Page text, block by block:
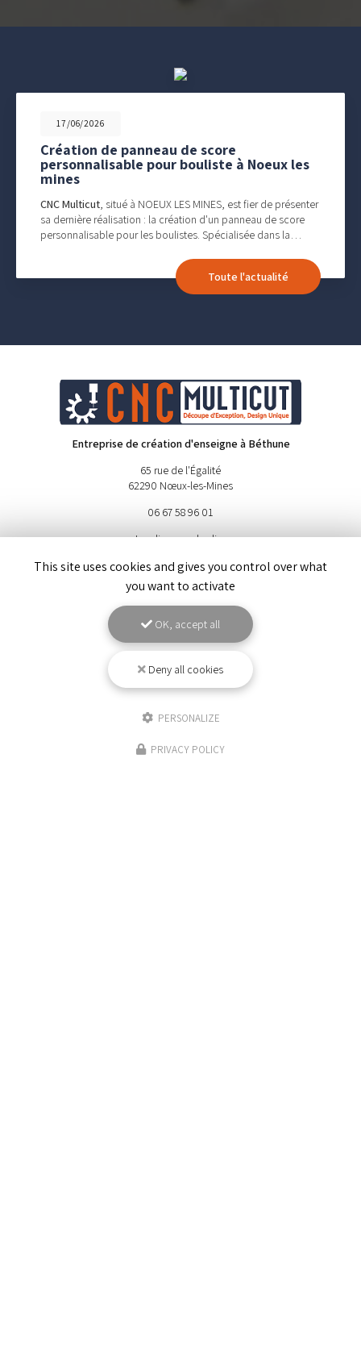
17/06/2026
Création de panneau de score
personnalisable pour bouliste à Noeux les
mines
CNC Multicut, situé à NOEUX LES MINES, est fier de présenter
sa dernière réalisation : la création d'un panneau de score
personnalisable pour les boulistes. Spécialisée dans la…
Toute l'actualité
Entreprise de création d'enseigne à Béthune
65 rue de l'Égalité
62290 Nœux-les-Mines
06 67 58 96 01
Lundi au vendredi :
Samedi :
9h - 12h
Suivez-nous sur les réseaux sociaux
ENVOYEZ UN MESSAGE
This site uses cookies and gives you control over what
you want to activate
OK, accept all
Deny all cookies
PERSONALIZE
PRIVACY POLICY